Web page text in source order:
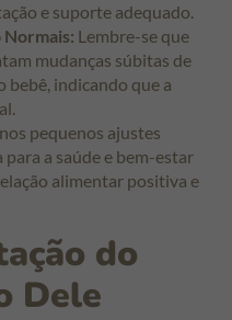
e suporte adequado.
Normais: Lembre-se que
mudanças súbitas de
indicando que a
pequenos ajustes
a saúde e bem-estar
alimentar positiva e
do
Dele